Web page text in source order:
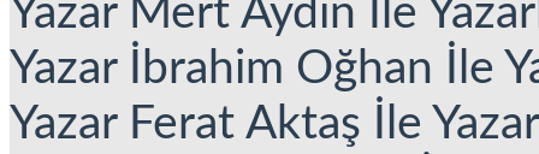
Yazar Mert Aydın İle
Yazar İbrahim Oğhan İle
Yazar Ferat Aktaş İle